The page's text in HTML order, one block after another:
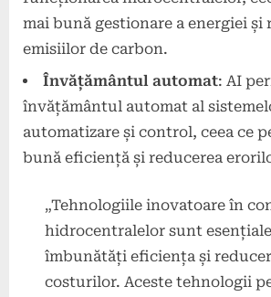
mai bună gestionare a energiei și
emisiilor de carbon.
Învățământul automat: AI
învățământul automat al
automatizare și control, ceea ce
bună eficiență și reducerea
„Tehnologiile inovatoare în
hidrocentralelor sunt
îmbunătăți eficiența și
costurilor. Aceste tehnologii